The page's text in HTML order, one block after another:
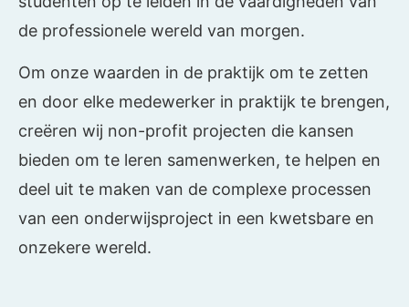
de professionele wereld van morgen.
Om onze waarden in de praktijk om te zetten
en door elke medewerker in praktijk te brengen,
creëren wij non-profit projecten die kansen
bieden om te leren samenwerken, te helpen en
deel uit te maken van de complexe processen
van een onderwijsproject in een kwetsbare en
onzekere wereld.